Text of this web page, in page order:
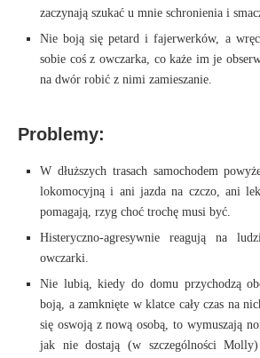
zaczynają szukać u mnie schronienia i
Nie boją się petard i fajerwerków, a
sobie coś z owczarka, co każe im je
na dwór robić z nimi zamieszanie.
Problemy:
W dłuższych trasach samochodem
lokomocyjną i ani jazda na czczo, ani
pomagają, rzyg choć trochę musi być.
Histeryczno-agresywnie reagują na
owczarki.
Nie lubią, kiedy do domu przychodzą
boją, a zamknięte w klatce cały czas na
się oswoją z nową osobą, to wymuszają
jak nie dostają (w szczególności